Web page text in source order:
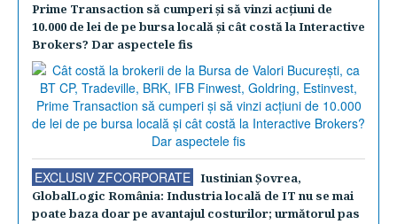
Prime Transaction să cumperi şi să vinzi acţiuni de
10.000 de lei de pe bursa locală şi cât costă la Interactive
Brokers? Dar aspectele fis
EXCLUSIV ZFCORPORATE
Iustinian Şovrea,
GlobalLogic România: Industria locală de IT nu se mai
poate baza doar pe avantajul costurilor; următorul pas